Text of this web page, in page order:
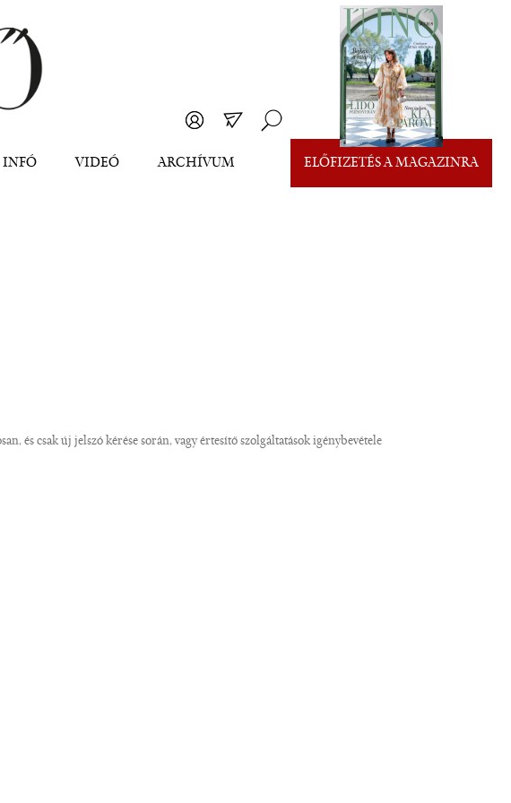
INFÓ VIDEÓ ARCHÍVUM ELŐFIZETÉS A MAGAZINRA
csak új jelszó kérése során, vagy értesítő szolgáltatások igénybevétele